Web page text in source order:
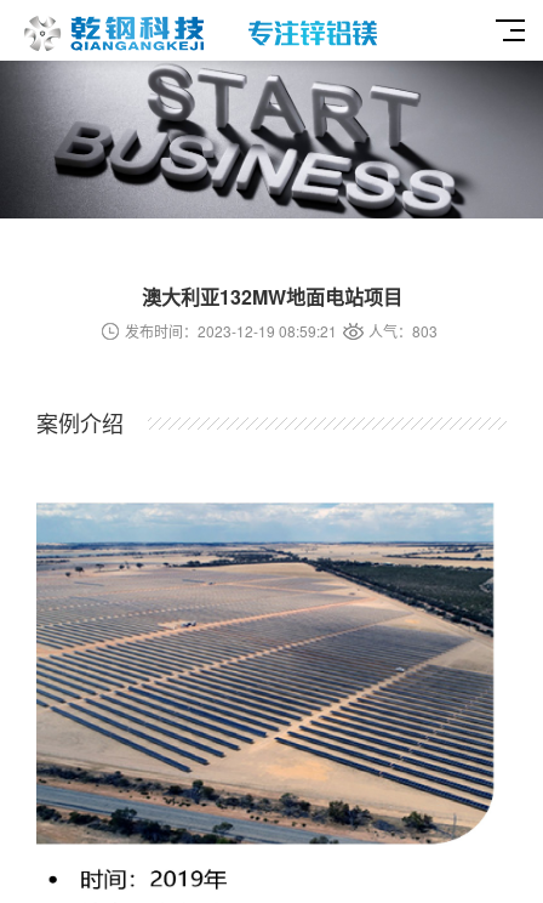
澳大利亚132MW地面电站项目
发布时间：2023-12-19 08:59:21 人气：803
案例介绍